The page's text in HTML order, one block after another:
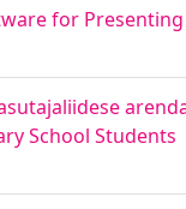
for
School Students